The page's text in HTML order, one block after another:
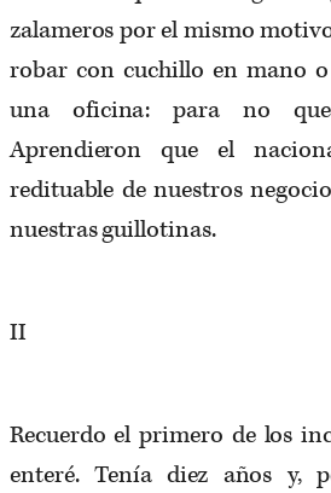
zalameros por el mismo
robar con cuchillo en mano
una oficina: para no
Aprendieron que el
redituable de nuestros
nuestras guillotinas.
II
Recuerdo el primero de los
enteré. Tenía diez años y,